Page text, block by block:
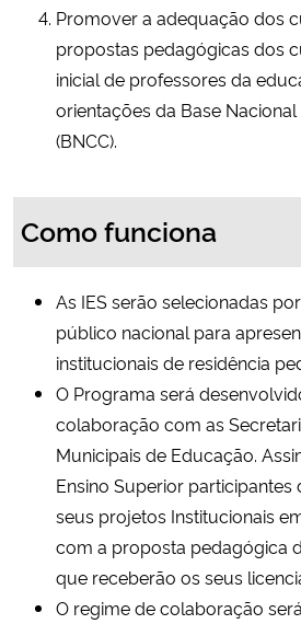
Promover a adequação dos
propostas pedagógicas dos
inicial de professores da
orientações da Base
(BNCC).
Como funciona
As IES serão selecionadas
público nacional para
institucionais de residência
O Programa será
colaboração com as
Municipais de Educação.
Ensino Superior
seus projetos Institucionais
com a proposta pedagógica
que receberão os seus
O regime de colaboração